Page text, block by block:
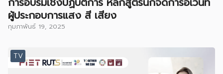
ผู้ประกอบการแสง สี เสียง
กุมภาพันธ์ 19, 2025
TV